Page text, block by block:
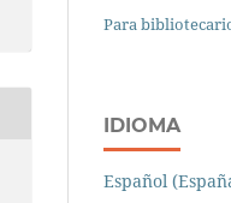
Para
IDIOMA
Español